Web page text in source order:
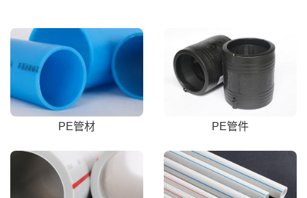
PE管材 PE管件